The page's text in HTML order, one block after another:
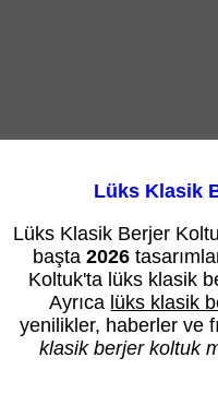
Lüks Klasik
Lüks Klasik Berjer
başta 2026
Koltuk'ta lüks klasik
Ayrıca lüks klasik
yenilikler, haberler ve
klasik berjer koltuk